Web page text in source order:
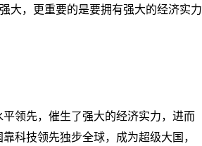
大，更重要的是要拥有强大的经济实力
领先，催生了强大的经济实力，进而
科技领先独步全球，成为超级大国，